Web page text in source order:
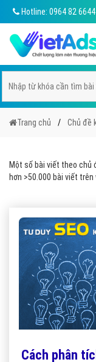
Hotline: 0964 82 6644
Trang chủ Chủ đề
Một số bài viết theo chủ
hơn >50.000 bài viết
Cách phân